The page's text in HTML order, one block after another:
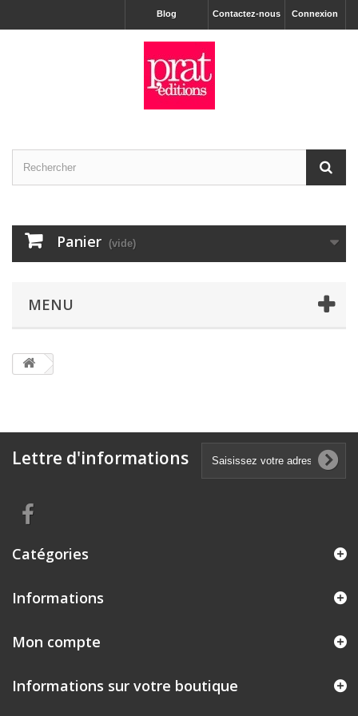
Connexion
Contactez-nous
Blog
Panier (vide)
MENU
Lettre d'informations
Catégories
Informations
Mon compte
Informations sur votre boutique